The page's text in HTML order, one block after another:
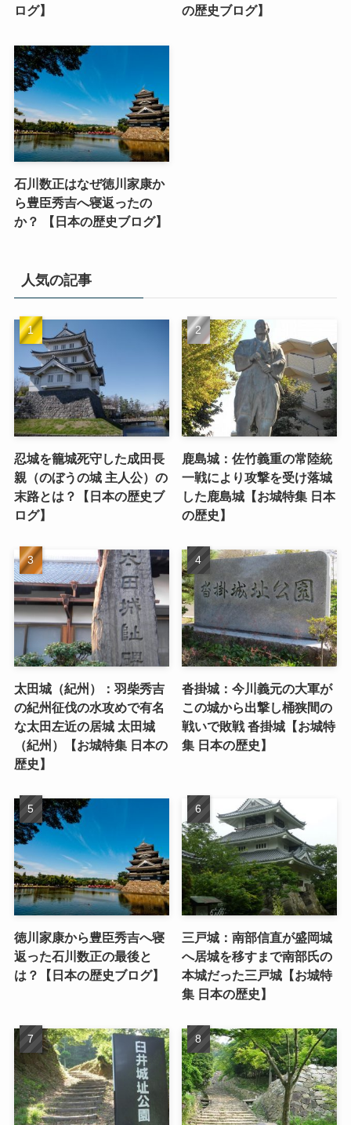
ログ】
の歴史ブログ】
石川数正はなぜ徳川家康か
ら豊臣秀吉へ寝返ったの
か？ 【日本の歴史ブログ】
人気の記事
忍城を籠城死守した成田長
親（のぼうの城 主人公）の
末路とは？【日本の歴史ブ
ログ】
鹿島城：佐竹義重の常陸統
一戦により攻撃を受け落城
した鹿島城【お城特集 日本
の歴史】
太田城（紀州）：羽柴秀吉
の紀州征伐の水攻めで有名
な太田左近の居城 太田城
（紀州）【お城特集 日本の
歴史】
沓掛城：今川義元の大軍が
この城から出撃し桶狭間の
戦いで敗戦 沓掛城【お城特
集 日本の歴史】
徳川家康から豊臣秀吉へ寝
返った石川数正の最後と
は？【日本の歴史ブログ】
三戸城：南部信直が盛岡城
へ居城を移すまで南部氏の
本城だった三戸城【お城特
集 日本の歴史】